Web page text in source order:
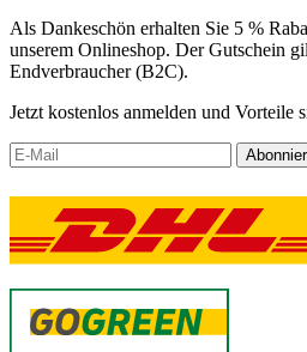
Als Dankeschön erhalten Sie 5 %
unserem Onlineshop. Der Gutschein
Endverbraucher (B2C).
Jetzt kostenlos anmelden und Vorteile